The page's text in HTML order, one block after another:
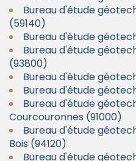
Bureau d'étude
(59140)
Bureau d'étude
Bureau d'étude
(93800)
Bureau d'étude
Bureau d'étude
Bureau d'étude
Courcouronnes (91000)
Bureau d'étude
Bois (94120)
Bureau d'étude